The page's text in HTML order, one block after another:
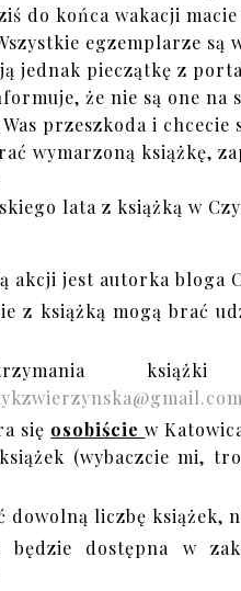
do końca wakacji
egzemplarze są
jednak pieczątkę z
że nie są one na
przeszkoda i chcecie
wymarzoną książkę,
lata z książką w
akcji jest autorka bloga
z książką mogą brać
się osobiściew
(wybaczcie mi,
dowolną liczbę książek,
będzie dostępna w